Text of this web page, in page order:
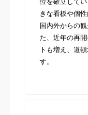
きな看板や個
国内外からの
た、近年の再
トも増え、道
す。